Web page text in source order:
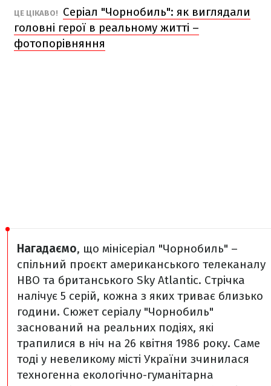
ЦЕ ЦІКАВО!
Серіал "Чорнобиль": як виглядали
головні герої в реальному житті –
фотопорівняння
Нагадаємо, що мінісеріал "Чорнобиль" –
спільний проєкт американського телеканалу
HBO та британського Sky Atlantic. Стрічка
налічує 5 серій, кожна з яких триває близько
години. Сюжет серіалу "Чорнобиль"
заснований на реальних подіях, які
трапилися в ніч на 26 квітня 1986 року. Саме
тоді у невеликому місті України зчинилася
техногенна екологічно-гуманітарна